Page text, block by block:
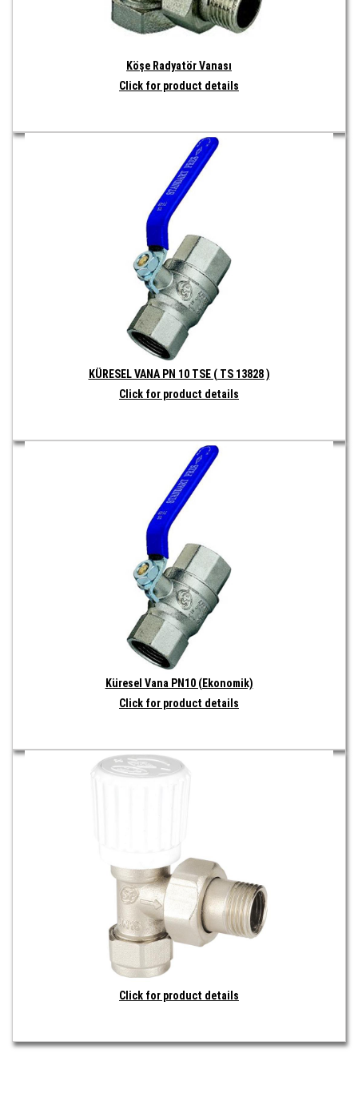
Köşe Radyatör Vanası
Click for product details
KÜRESEL VANA PN 10 TSE ( TS 13828 )
Click for product details
Küresel Vana PN10 (Ekonomik)
Click for product details
Click for product details